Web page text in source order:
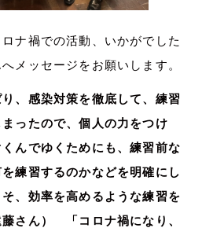
ナ禍での活動、いかがでした
メッセージをお願いします。
、感染対策を徹底して、練習
ったので、個人の力をつけ
んでゆくためにも、練習前な
練習するのかなどを明確にし
、効率を高めるような練習を
さん） 「コロナ禍になり、